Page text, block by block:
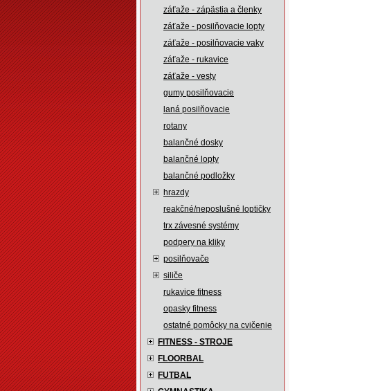
záťaže - zápästia a členky
záťaže - posilňovacie lopty
záťaže - posilňovacie vaky
záťaže - rukavice
záťaže - vesty
gumy posilňovacie
laná posilňovacie
rotany
balančné dosky
balančné lopty
balančné podložky
hrazdy
reakčné/neposlušné loptičky
trx závesné systémy
podpery na kliky
posilňovače
siliče
rukavice fitness
opasky fitness
ostatné pomôcky na cvičenie
FITNESS - STROJE
FLOORBAL
FUTBAL